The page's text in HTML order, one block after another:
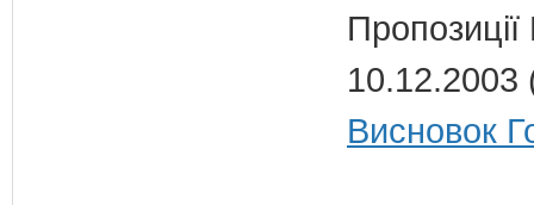
10.12.2003
Висновок